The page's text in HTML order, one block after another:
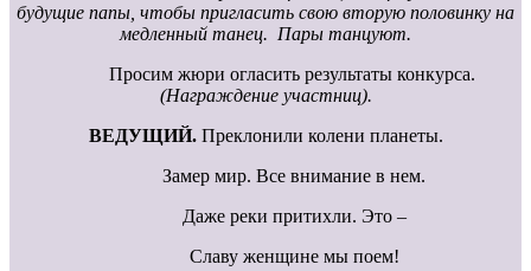
будущие папы, чтобы пригласить свою вторую половинку на
медленный танец. Пары танцуют.
Просим жюри огласить результаты конкурса.
(Награждение участниц).
ВЕДУЩИЙ. Преклонили колени планеты.
Замер мир. Все внимание в нем.
Даже реки притихли. Это –
Славу женщине мы поем!